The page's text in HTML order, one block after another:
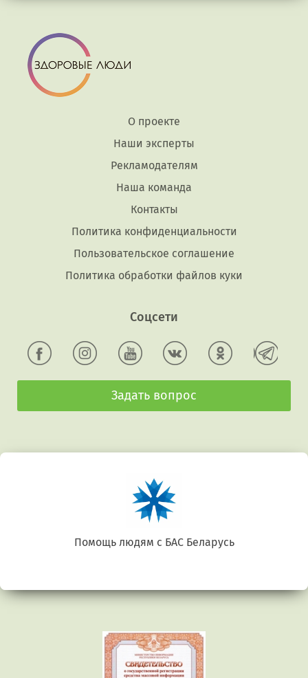
О проекте
Наши эксперты
Рекламодателям
Наша команда
Контакты
Политика конфиденциальности
Пользовательское соглашение
Политика обработки файлов куки
Соцсети
Задать вопрос
Беларусь. Gluten free
Предыдущий